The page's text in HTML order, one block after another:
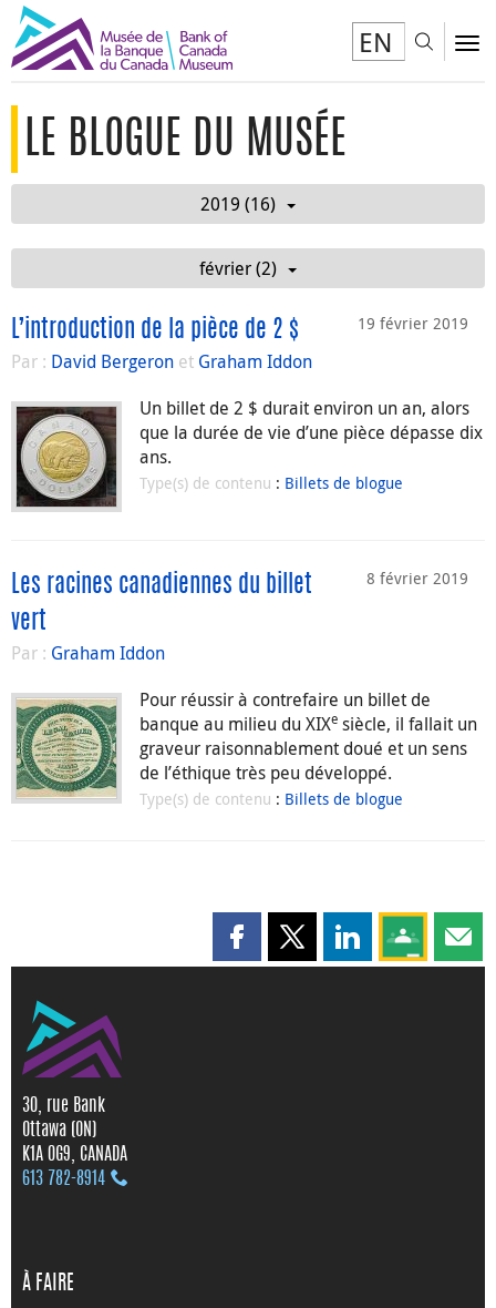
EN
LE BLOGUE DU MUSÉE
2019 (16)
février (2)
19 février 2019
L’introduction de la pièce de 2 $
Par : David Bergeron et Graham Iddon
Un billet de 2 $ durait environ un an, alors
que la durée de vie d’une pièce dépasse dix
ans.
Type(s) de contenu : Billets de blogue
8 février 2019
Les racines canadiennes du billet
vert
Par : Graham Iddon
Pour réussir à contrefaire un billet de
banque au milieu du XIXe siècle, il fallait un
graveur raisonnablement doué et un sens
de l’éthique très peu développé.
Type(s) de contenu : Billets de blogue
Partager cette page sur
Partager cette page sur X
Partager cette
Partagez
30, rue Bank
Ottawa (ON)
K1A 0G9, CANADA
613 782‑8914
À FAIRE